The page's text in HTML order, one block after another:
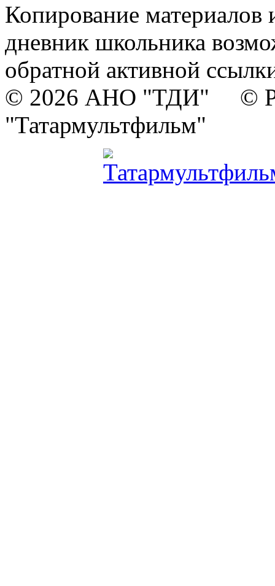
Копирование материалов
дневник школьника
обратной активной
© 2026 АНО "ТДИ" ©
"Татармультфильм"